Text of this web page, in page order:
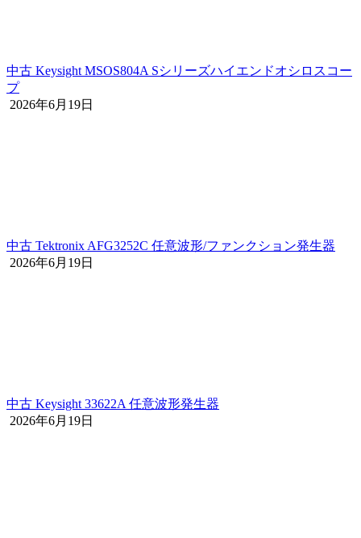
中古 Keysight MSOS804A Sシリーズハイエンドオシロスコー
プ
2026年6月19日
中古 Tektronix AFG3252C 任意波形/ファンクション発生器
2026年6月19日
中古 Keysight 33622A 任意波形発生器
2026年6月19日